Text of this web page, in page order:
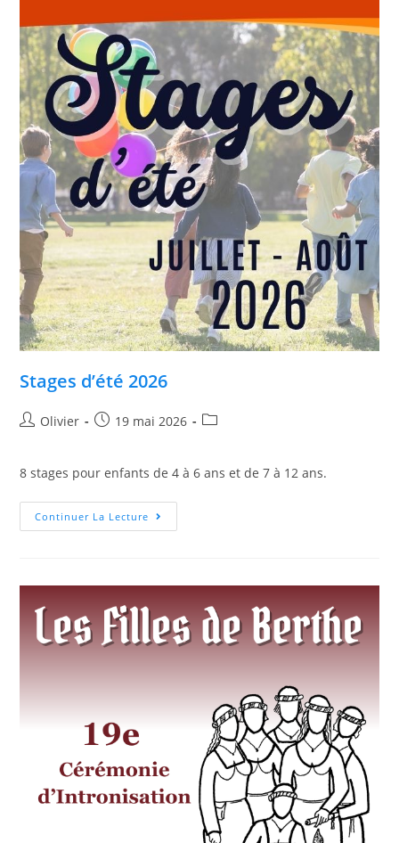
Stages d’été 2026
Olivier 19 mai 2026
8 stages pour enfants de 4 à 6 ans et de 7 à 12 ans.
Continuer La Lecture